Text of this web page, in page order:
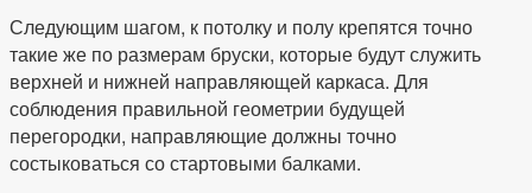
Следующим шагом, к потолку и полу крепятся точно
такие же по размерам бруски, которые будут служить
верхней и нижней направляющей каркаса. Для
соблюдения правильной геометрии будущей
перегородки, направляющие должны точно
состыковаться со стартовыми балками.